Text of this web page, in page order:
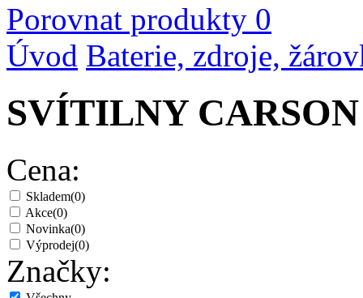
Porovnat produkty 0
Úvod Baterie, zdroje,
SVÍTILNY CARSON
Cena:
Skladem(0)
Akce(0)
Novinka(0)
Výprodej(0)
Značky: